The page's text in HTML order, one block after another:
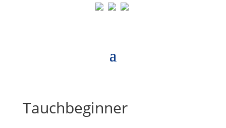
Tauchbeginner